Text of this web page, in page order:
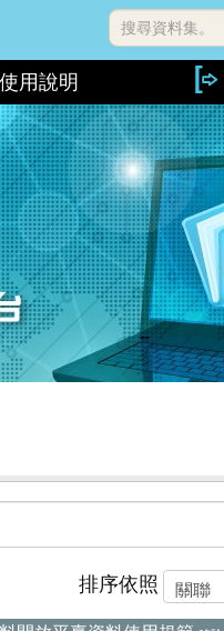
搜尋資料集。
使用說明
排序依照